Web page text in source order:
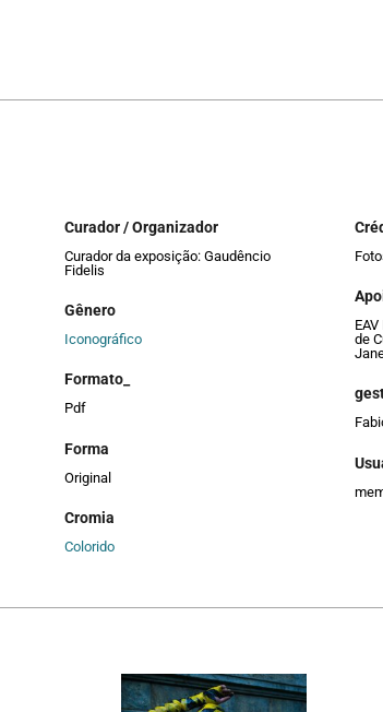
Curador / Organizador
Curador da exposição: Gaudêncio
Fidelis
Gênero
Iconográfico
Formato_
Pdf
Forma
Original
Cromia
Colorido
de